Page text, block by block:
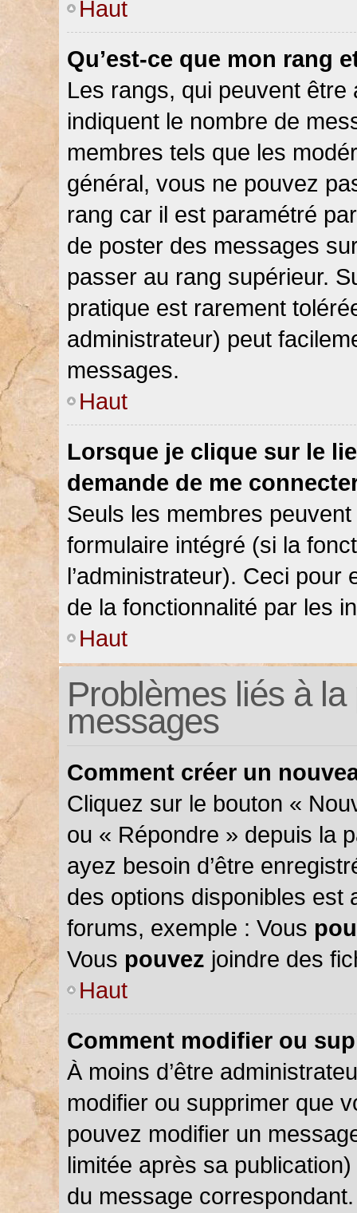
Haut
Qu’est-ce que mon rang
Les rangs, qui peuvent être
indiquent le nombre de
membres tels que les
général, vous ne pouvez
rang car il est paramétré
de poster des messages
passer au rang supérieur.
pratique est rarement
administrateur) peut
messages.
Haut
Lorsque je clique sur le
demande de me
Seuls les membres
formulaire intégré (si la
l’administrateur). Ceci pour
de la fonctionnalité par les
Haut
Problèmes liés à
messages
Comment créer un
Cliquez sur le bouton «
ou « Répondre » depuis la
ayez besoin d’être
des options disponibles est
forums, exemple : Vous
Vous pouvez joindre des
Haut
Comment modifier ou
À moins d’être
modifier ou supprimer que
pouvez modifier un
limitée après sa
du message